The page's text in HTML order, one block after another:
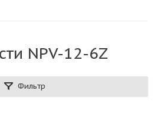
NPV-12-6Z
Фильтр